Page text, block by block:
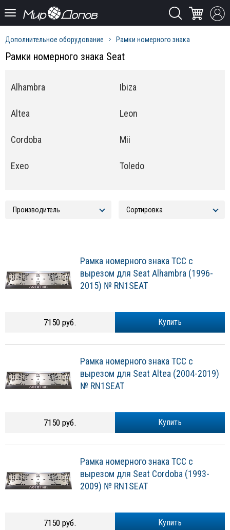
Дополнительное оборудование Рамки номерного знака
Рамки номерного знака Seat
Alhambra
Altea
Cordoba
Exeo
Ibiza
Leon
Mii
Toledo
Рамка номерного знака ТСС с
вырезом для Seat Alhambra (1996-
2015) № RN1SEAT
Купить
7150 руб.
Рамка номерного знака ТСС с
вырезом для Seat Altea (2004-2019)
№ RN1SEAT
Купить
7150 руб.
Рамка номерного знака ТСС с
вырезом для Seat Cordoba (1993-
2009) № RN1SEAT
Купить
7150 руб.